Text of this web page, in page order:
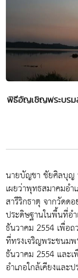
พิธีอัญเชิญพระบรม
นายบัญชา ชัยศิลบุญ
เผยว่าพุทธสมาคมอ
สารีริกธาตุ จากวัดด
ประดิษฐานในพื้นที่อ
ธันวาคม 2554 เพื่อ
ที่ทรงเจริญพระชนม
ธันวาคม 2554 และเ
อำเภอใกล้เคียงและ